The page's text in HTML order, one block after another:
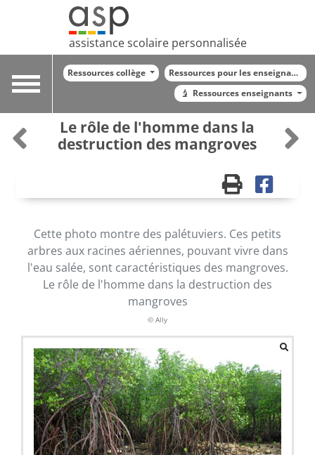
assistance scolaire personnalisée
Toggle
Ressources collège
Ressources pour les enseignants
Ressources enseignants
Le rôle de l'homme dans la
destruction des mangroves
Cette photo montre des palétuviers. Ces petits
arbres aux racines aériennes, pouvant vivre dans
l'eau salée, sont caractéristiques des mangroves.
Le rôle de l'homme dans la destruction des
mangroves
© Ally